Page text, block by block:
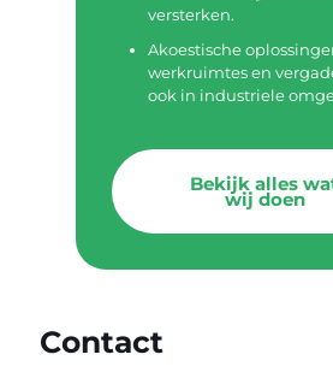
versterken.
Akoestische
werkruimtes en
ook in industriele
Bekijk alles
wij doen
Contact